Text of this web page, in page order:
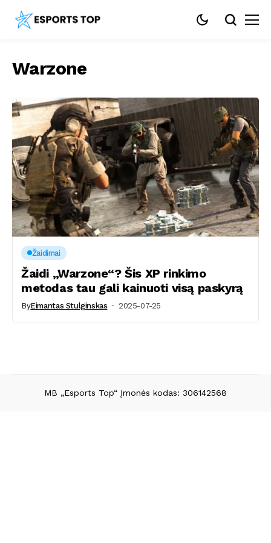
Warzone
Žaidimai
Žaidi „Warzone“? Šis XP rinkimo
metodas tau gali kainuoti visą paskyrą
ByEimantas Stulginskas 2025-07-25
MB „Esports Top“ Įmonės kodas: 306142568